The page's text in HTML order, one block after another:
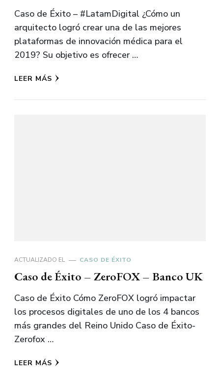
Caso de Éxito – #LatamDigital ¿Cómo un
arquitecto logró crear una de las mejores
plataformas de innovación médica para el
2019? Su objetivo es ofrecer …
LEER MÁS
ACTUALIZADO EL CASO DE ÉXITO
Caso de Éxito – ZeroFOX – Banco UK
Caso de Éxito Cómo ZeroFOX logró impactar
los procesos digitales de uno de los 4 bancos
más grandes del Reino Unido Caso de Éxito-
Zerofox …
LEER MÁS